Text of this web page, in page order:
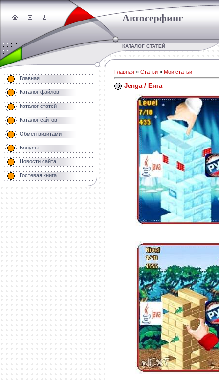
Автосерфинг
КАТАЛОГ СТАТЕЙ
Главная
Каталог файлов
Каталог статей
Каталог сайтов
Обмен визитами
Бонусы
Новости сайта
Гостевая книга
Главная » Статьи » Мои статьи
Jenga / Енга